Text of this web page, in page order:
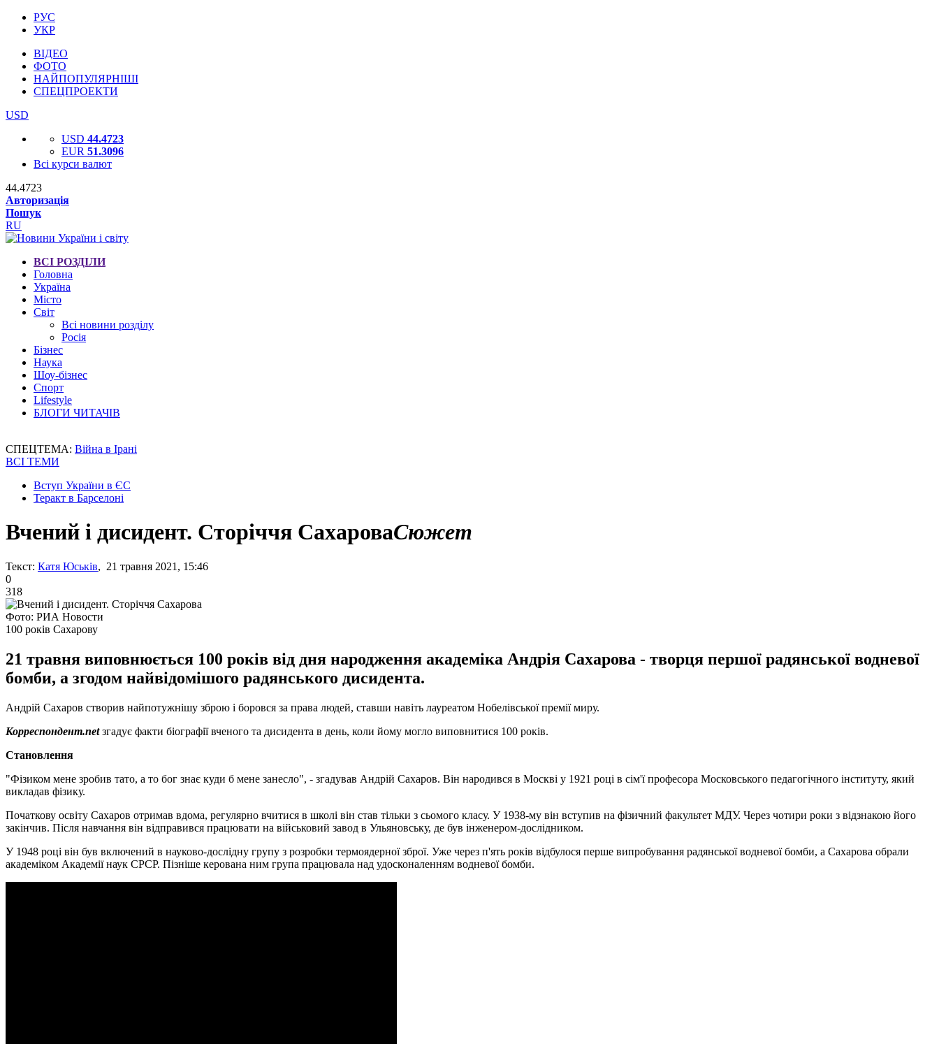
РУС
УКР
ВІДЕО
ФОТО
НАЙПОПУЛЯРНІШІ
СПЕЦПРОЕКТИ
USD
USD 44.4723
EUR 51.3096
Всі курси валют
44.4723
Авторизація
Пошук
RU
ВСІ РОЗДІЛИ
Головна
Україна
Місто
Світ
Всі новини розділу
Росія
Бізнес
Наука
Шоу-бізнес
Спорт
Lifestyle
БЛОГИ ЧИТАЧІВ
СПЕЦТЕМА: Війна в Ірані
ВСІ ТЕМИ
Вступ України в ЄС
Теракт в Барселоні
Вчений і дисидент. Сторіччя СахароваСюжет
Текст: Катя Юськів, 21 травня 2021, 15:46
0
318
Фото: РИА Новости
100 років Сахарову
21 травня виповнюється 100 років від дня народження академіка Андрія Сахарова - творця першої радянської водневої
бомби, а згодом найвідомішого радянського дисидента.
Андрій Сахаров створив найпотужнішу зброю і боровся за права людей, ставши навіть лауреатом Нобелівської премії миру.
Корреспондент.netзгадує факти біографії вченого та дисидента в день, коли йому могло виповнитися 100 років.
Становлення
"Фізиком мене зробив тато, а то бог знає куди б мене занесло", - згадував Андрій Сахаров. Він народився в Москві у 1921 році в сім'ї професора Московського педагогічного інституту, який
викладав фізику.
Початкову освіту Сахаров отримав вдома, регулярно вчитися в школі він став тільки з сьомого класу. У 1938-му він вступив на фізичний факультет МДУ. Через чотири роки з відзнакою його
закінчив. Після навчання він відправився працювати на військовий завод в Ульяновську, де був інженером-дослідником.
У 1948 році він був включений в науково-дослідну групу з розробки термоядерної зброї. Уже через п'ять років відбулося перше випробування радянської водневої бомби, а Сахарова обрали
академіком Академії наук СРСР. Пізніше керована ним група працювала над удосконаленням водневої бомби.